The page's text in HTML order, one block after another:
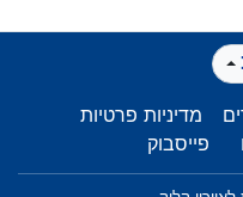
מדיניות פרטיות
פייסבוק